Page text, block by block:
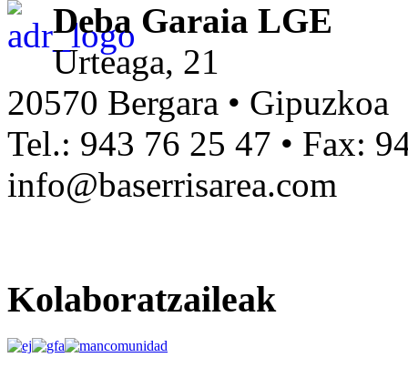
Deba Garaia LGE
Urteaga, 21
20570 Bergara • Gipuzkoa
Tel.: 943 76 25 47 • Fax:
info@baserrisarea.com
Kolaboratzaileak